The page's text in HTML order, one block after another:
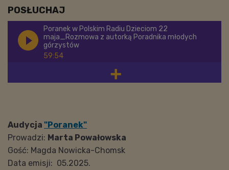
POSŁUCHAJ
59:54
Poranek w Polskim Radiu Dzieciom 22
maja_Rozmowa z autorką Poradnika młodych
górzystów
Audycja "Poranek"
Prowadzi: Marta Powałowska
Gość: Magda Nowicka-Chomsk
Data emisji: 05.2025.